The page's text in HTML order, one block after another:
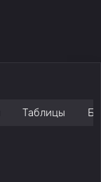
Таблицы